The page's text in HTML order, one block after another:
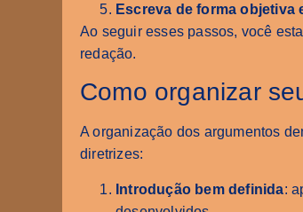
Escreva de forma objetiva
Ao seguir esses passos, você
redação.
Como organizar
A organização dos argumentos
diretrizes:
Introdução bem definida: